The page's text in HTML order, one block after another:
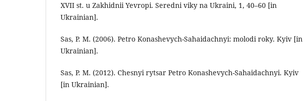
XVII st. u Zakhidnii Yevropi. Seredni viky na Ukraini, 1, 40–60 [in
Ukrainian].
Sas, P. M. (2006). Petro Konashevych-Sahaidachnyi: molodi roky. Kyiv [in
Ukrainian].
Sas, P. M. (2012). Chesnyi rytsar Petro Konashevych-Sahaidachnyi. Kyiv
[in Ukrainian].